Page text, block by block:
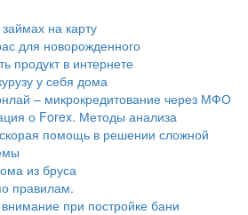
на карту
для новорожденного
продукт в интернете
у себя дома
– микрокредитование через МФО
о Forex. Методы анализа
помощь в решении сложной
из бруса
правилам.
при постройке бани